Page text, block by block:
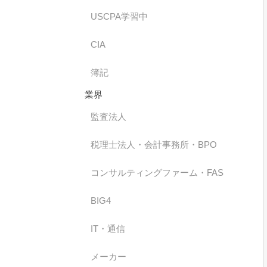
USCPA学習中
CIA
簿記
業界
監査法人
税理士法人・会計事務所・BPO
コンサルティングファーム・FAS
BIG4
IT・通信
メーカー